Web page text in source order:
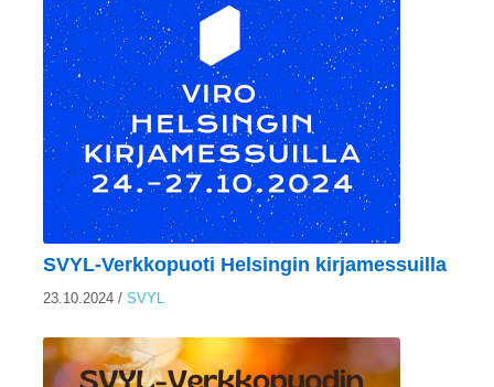
SVYL-Verkkopuoti Helsingin kirjamessuilla
23.10.2024/ SVYL